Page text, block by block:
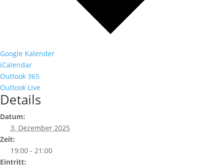
Google Kalender
iCalendar
Outlook 365
Outlook Live
Details
Datum:
3. Dezember 2025
Zeit:
19:00 - 21:00
Eintritt: